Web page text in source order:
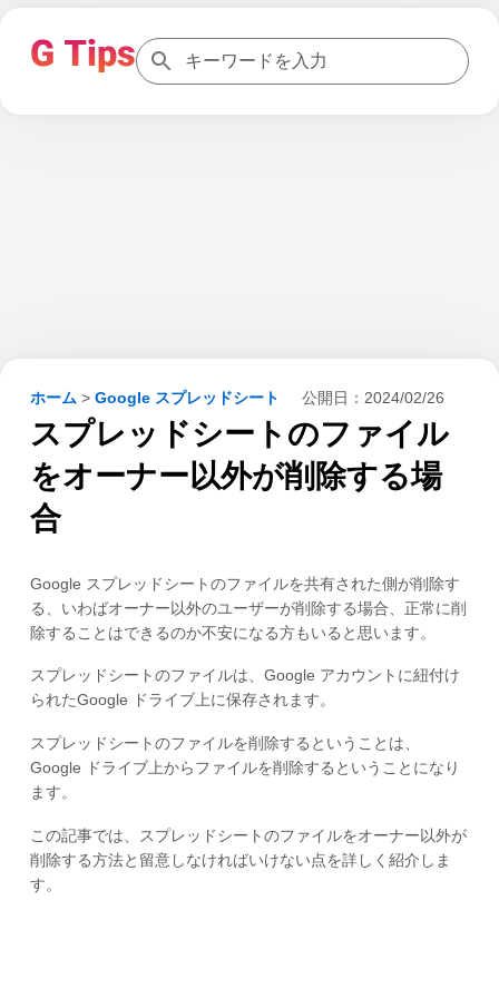
ホーム > Google スプレッドシート 公開日： 2024/02/26
スプレッドシートのファイル
をオーナー以外が削除する場
合
Google スプレッドシートのファイルを共有された側が削除す
る、いわばオーナー以外のユーザーが削除する場合、正常に削
除することはできるのか不安になる方もいると思います。
スプレッドシートのファイルは、Google アカウントに紐付け
られたGoogle ドライブ上に保存されます。
スプレッドシートのファイルを削除するということは、
Google ドライブ上からファイルを削除するということになり
ます。
この記事では、スプレッドシートのファイルをオーナー以外が
削除する方法と留意しなければいけない点を詳しく紹介しま
す。